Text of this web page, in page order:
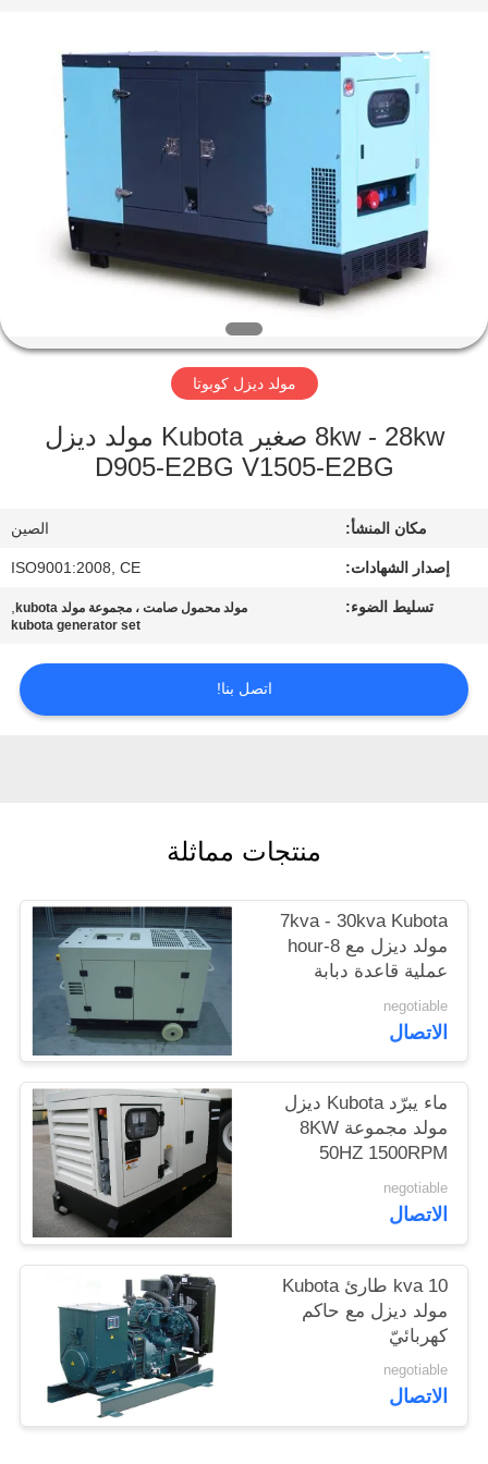
مسكن
منتجات
معلومات
جولة
المعمل
الجودة
اتصل
اطلب
PRIVACY
POLICY
مولد ديزل كوبوتا
8kw - 28kw صغير Kubota مولد ديزل
D905-E2BG V1505-E2BG
مكان المنشأ: الصين
إصدار الشهادات: ISO9001:2008, CE
تسليط الضوء: مولد محمول صامت ، مجموعة مولد kubota ,
kubota generator set
اتصل بنا!
منتجات مماثلة
7kva - 30kva Kubota
مولد ديزل مع 8-hour
عملية قاعدة دبابة
negotiable
الاتصال
ماء يبرّد Kubota ديزل
مولد مجموعة 8KW
50HZ 1500RPM
negotiable
الاتصال
10 kva طارئ Kubota
مولد ديزل مع حاكم
كهربائيّ
negotiable
الاتصال